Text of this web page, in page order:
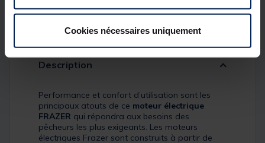
Cookies nécessaires uniquement
Réference produit : 129581-1
Quantité: 1
Description
Performance et confort d’utilisation sont les
principaux atouts de ce moteur électrique
FRAZER qui répondra aux besoins des
pêcheurs les plus exigeants. Les moteurs
électriques Frazer sont construits à partir de